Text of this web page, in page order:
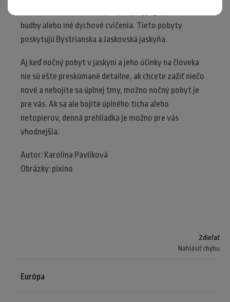
hudby alebo iné dychové cvičenia. Tieto pobyty
poskytujú Bystrianska a Jaskovská jaskyňa.
Aj keď nočný pobyt v jaskyni a jeho účinky na človeka
nie sú ešte preskúmané detailne, ak chcete zažiť niečo
nové a nebojíte sa úplnej tmy, možno nočný pobyt je
pre vás. Ak sa ale bojíte úplného ticha alebo
netopierov, denná prehliadka je možno pre vás
vhodnejšia.
Autor: Karolína Pavlíková
Obrázky: pixino
Zdieľať
Nahlásiť chybu
Európa